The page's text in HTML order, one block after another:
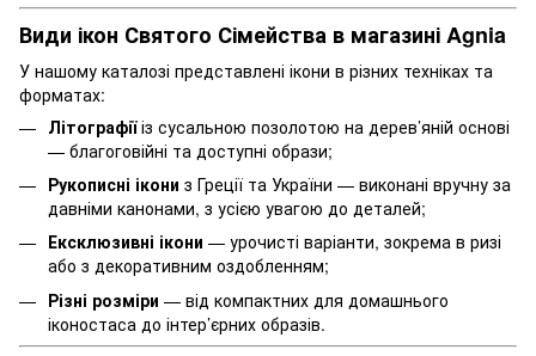
Види ікон Святого Сімейства в магазині Agnia
У нашому каталозі представлені ікони в різних техніках та
форматах:
Літографіїіз сусальною позолотою на дерев’яній основі
— благоговійні та доступні образи;
Рукописні ікони з Греції та України — виконані вручну за
давніми канонами, з усією увагою до деталей;
Ексклюзивні ікони — урочисті варіанти, зокрема в ризі
або з декоративним оздобленням;
Різні розміри — від компактних для домашнього
іконостаса до інтер’єрних образів.